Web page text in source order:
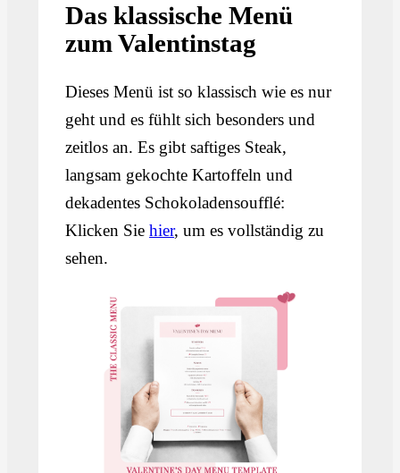
Das klassische Menü
zum Valentinstag
Dieses Menü ist so klassisch wie es nur
geht und es fühlt sich besonders und
zeitlos an. Es gibt saftiges Steak,
langsam gekochte Kartoffeln und
dekadentes Schokoladensoufflé:
Klicken Siehier, um es vollständig zu
sehen.